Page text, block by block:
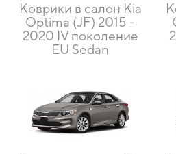
Коврики в салон Kia
Optima (JF) 2015 -
2020 IV поколение
EU Sedan